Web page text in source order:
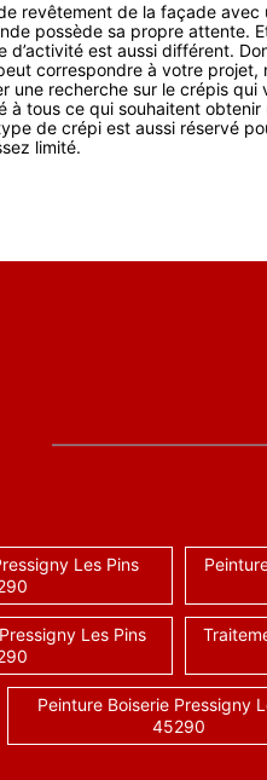
revêtement de la façade
possède sa propre attente.
d’activité est aussi différent.
correspondre à votre projet,
une recherche sur le crépis
à tous ce qui souhaitent
de crépi est aussi réservé
limité.
Les Pins
Les Pins
Peinture Boiserie Pressigny
45290